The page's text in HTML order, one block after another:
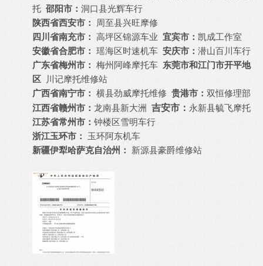
托 邵阳市： 洞口县光辉车行
陕西省西安市：
周至县兴旺摩修
四川省南充市： 高坪区锦源车业 宜宾市： 凯成工作室
安徽省合肥市： 瑶海区时速机车 安庆市： 潜山百川车行
广东省梅州市： 梅州阿峰摩托车 东莞市和江门市开平地
区
川记摩托维修站
广西省南宁市： 横县劲威摩托维修 贵港市： 双恒修理部
江西省赣州市： 龙南县新大洲 吉安市： 永新县毓飞摩托
江苏省常州市： 钟楼区雪明车行
浙江玉环市： 玉环阿东机车
新疆伊犁哈萨克自治州： 新源县豪爵维修站